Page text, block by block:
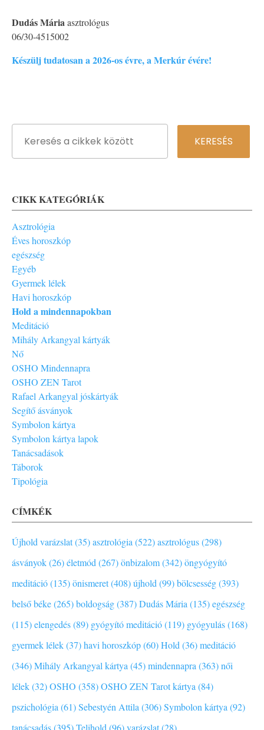
Dudás Máriaasztrológus
06/30-4515002
Készülj tudatosan a 2026-os évre, a Merkúr évére!
CIKK KATEGÓRIÁK
Asztrológia
Éves horoszkóp
egészség
Egyéb
Gyermek lélek
Havi horoszkóp
Hold a mindennapokban
Meditáció
Mihály Arkangyal kártyák
Nő
OSHO Mindennapra
OSHO ZEN Tarot
Rafael Arkangyal jóskártyák
Segítő ásványok
Symbolon kártya
Symbolon kártya lapok
Tanácsadások
Táborok
Tipológia
CÍMKÉK
Újhold varázslat (35)asztrológia (522)asztrológus (298)
ásványok (26)életmód (267)önbizalom (342)öngyógyító
meditáció (135)önismeret (408)újhold (99)bölcsesség (393)
belső béke (265)boldogság (387)Dudás Mária (135)egészség
(115)elengedés (89) gyógyító meditáció (119) gyógyulás (168)
gyermek lélek (37)havi horoszkóp (60)Hold (36)meditáció
(346)Mihály Arkangyal kártya (45)mindennapra (363)női
lélek (32)OSHO (358)OSHO ZEN Tarot kártya (84)
pszichológia (61)Sebestyén Attila (306)Symbolon kártya (92)